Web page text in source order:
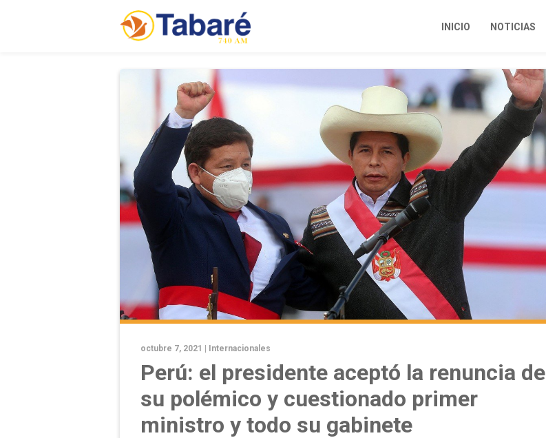
INICIO NOTICIAS
octubre 7, 2021 | Internacionales
Perú: el presidente aceptó la renuncia de
su polémico y cuestionado primer
ministro y todo su gabinete